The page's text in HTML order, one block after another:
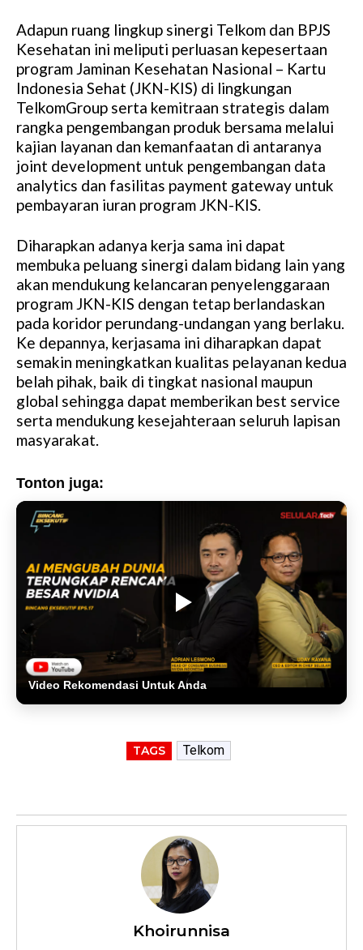
Adapun ruang lingkup sinergi Telkom dan BPJS
Kesehatan ini meliputi perluasan kepesertaan
program Jaminan Kesehatan Nasional – Kartu
Indonesia Sehat (JKN-KIS) di lingkungan
TelkomGroup serta kemitraan strategis dalam
rangka pengembangan produk bersama melalui
kajian layanan dan kemanfaatan di antaranya
joint development untuk pengembangan data
analytics dan fasilitas payment gateway untuk
pembayaran iuran program JKN-KIS.
Diharapkan adanya kerja sama ini dapat
membuka peluang sinergi dalam bidang lain yang
akan mendukung kelancaran penyelenggaraan
program JKN-KIS dengan tetap berlandaskan
pada koridor perundang-undangan yang berlaku.
Ke depannya, kerjasama ini diharapkan dapat
semakin meningkatkan kualitas pelayanan kedua
belah pihak, baik di tingkat nasional maupun
global sehingga dapat memberikan best service
serta mendukung kesejahteraan seluruh lapisan
masyarakat.
Tonton juga:
Video Rekomendasi Untuk Anda
TAGS Telkom
Khoirunnisa